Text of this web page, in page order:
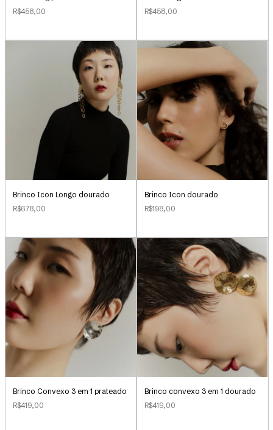
R$458,00
R$458,00
Brinco Icon Longo dourado
R$678,00
Brinco Icon dourado
R$198,00
Brinco Convexo 3 em 1 prateado
R$419,00
Brinco convexo 3 em 1 dourado
R$419,00